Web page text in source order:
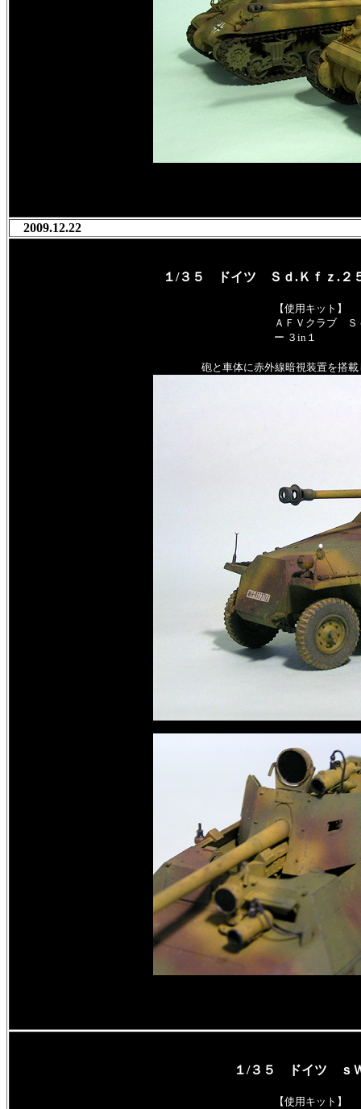
2009.12.22
１/３５ ドイツ Ｓｄ.Ｋｆｚ.
【使用キット】
ＡＦＶクラブ Ｓ
ー ３in１
砲と車体に赤外線暗視装置を搭
１/３５ ドイツ ｓ
【使用キット】